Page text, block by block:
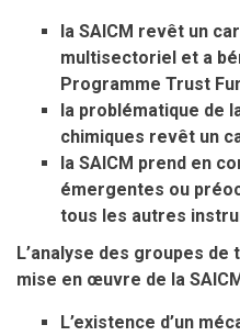
la SAICM revêt un
multisectoriel et a
Programme Trust
la problématique de
chimiques revêt un
la SAICM prend en
émergentes ou
tous les autres
L’analyse des groupes
mise en œuvre de la
L’existence d’un